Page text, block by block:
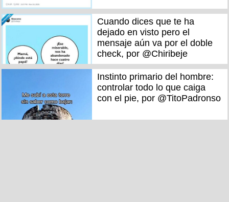
Cuando dices que te ha
dejado en visto pero el
mensaje aún va por el doble
check, por @Chiribeje
Instinto primario del hombre:
controlar todo lo que caiga
con el pie, por @TitoPadronso